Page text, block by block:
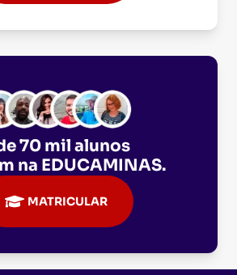
70 mil alunos
na EDUCAMINAS.
MATRICULAR